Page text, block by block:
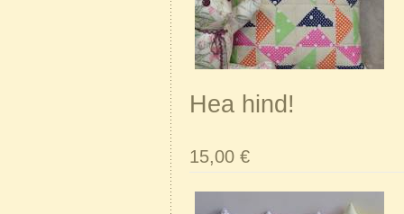
Hea hind!
15,00 €